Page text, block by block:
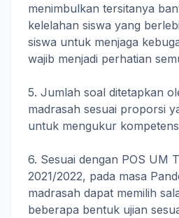
menimbulkan tersitanya
kelelahan siswa yang
siswa untuk menjaga
wajib menjadi perhatian
5. Jumlah soal ditetapkan
madrasah sesuai proporsi
untuk mengukur
6. Sesuai dengan POS UM
2021/2022, pada masa
madrasah dapat memilih
beberapa bentuk ujian